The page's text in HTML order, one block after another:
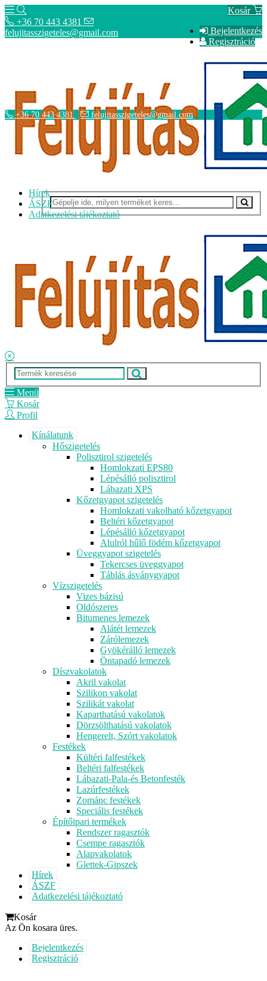
Kosár
Bejelentkezés
Regisztráció
+36 70 443 4381
felujitasszigeteles@gmail.com
Hírek
ÁSZF
Adatkezelési tájékoztató
+36 70 443 4381 felujitasszigeteles@gmail.com
Menü
Kosár
Profil
Kínálatunk
Hőszigetelés
Polisztirol szigetelés
Homlokzati EPS80
Lépésálló polisztirol
Lábazati XPS
Kőzetgyapot szigetelés
Homlokzati vakolható kőzetgyapot
Beltéri kőzetgyapot
Lépésálló kőzetgyapot
Alulról hűlő födém kőzetgyapot
Üveggyapot szigetelés
Tekercses üveggyapot
Táblás ásványgyapot
Vízszigetelés
Vizes bázisú
Oldószeres
Bitumenes lemezek
Alátét lemezek
Zárólemezek
Gyökérálló lemezek
Öntapadó lemezek
Díszvakolatok
Akril vakolat
Szilikon vakolat
Szilikát vakolat
Kaparthatású vakolatok
Dörzsölthatású vakolatok
Hengerelt, Szórt vakolatok
Festékek
Kültéri falfestékek
Beltéri falfestékek
Lábazati-Pala-és Betonfesték
Lazúrfestékek
Zománc festékek
Speciális festékek
Építőipari termékek
Rendszer ragasztók
Csempe ragasztók
Alapvakolatok
Glettek-Gipszek
Hírek
ÁSZF
Adatkezelési tájékoztató
Kosár
Az Ön kosara üres.
Bejelentkezés
Regisztráció